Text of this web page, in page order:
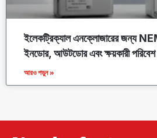
ইলেকট্রিক্যাল এনক্লোজারের জন্য
ইনডোর, আউটডোর এবং ক্ষয়কারী পরিবেশ
আরও পড়ুন »